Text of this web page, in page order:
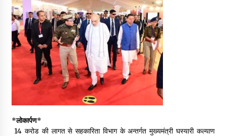
May 11, 2022
Thought Of The Day 10 May
May 10, 2022
Thought Of The Day 9 May
May 9, 2022
*लोकार्पण*
₹ 14 करोड की लागत से सहकारिता विभाग के अन्तर्गत मुख्यमंत्री घस्यारी कल्याण